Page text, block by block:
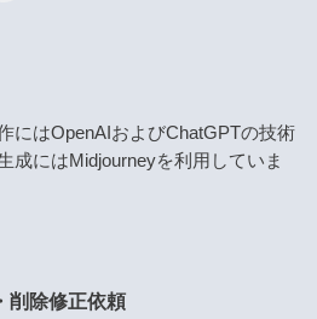
にはOpenAIおよびChatGPTの技術
成にはMidjourneyを利用していま
削除修正依頼